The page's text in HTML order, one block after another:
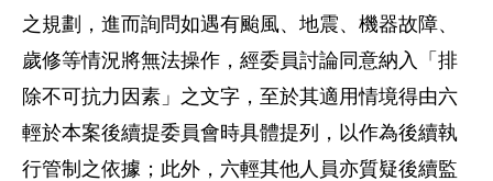
之規劃，進而詢問如遇有颱風、地震、機器故障、
歲修等情況將無法操作，經委員討論同意納入「排
除不可抗力因素」之文字，至於其適用情境得由六
輕於本案後續提委員會時具體提列，以作為後續執
行管制之依據；此外，六輕其他人員亦質疑後續監